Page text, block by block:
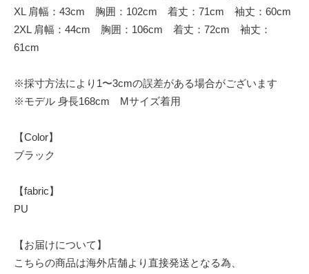
XL 肩幅：43cm 胸囲：102cm 着丈：71cm 袖丈：60cm
2XL 肩幅：44cm 胸囲：106cm 着丈：72cm 袖丈：
61cm
※採寸方法により1〜3cmの誤差がある場合がございます
※モデル 身長168cm Mサイズ着用
【Color】
ブラック
【fabric】
PU
【お届けについて】
こちらの商品は海外店舗より直接発送となる為、